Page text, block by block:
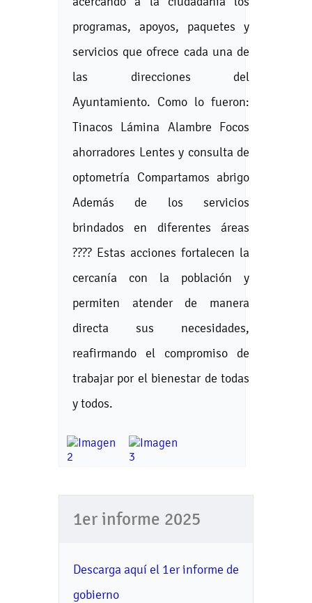
programas, apoyos, paquetes y
servicios que ofrece cada una de
las direcciones del
Ayuntamiento. Como lo fueron:
Tinacos Lámina Alambre Focos
ahorradores Lentes y consulta de
optometría Compartamos abrigo
Además de los servicios
brindados en diferentes áreas
???? Estas acciones fortalecen la
cercanía con la población y
permiten atender de manera
directa sus necesidades,
reafirmando el compromiso de
trabajar por el bienestar de todas
y todos.
1er informe 2025
Descarga aquí el 1er informe de
gobierno